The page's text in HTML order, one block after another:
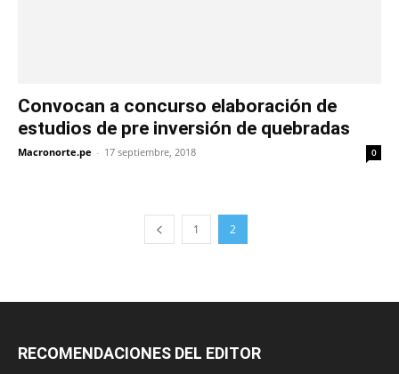
Convocan a concurso elaboración de
estudios de pre inversión de quebradas
Macronorte.pe - 17 septiembre, 2018 0
1 2
RECOMENDACIONES DEL EDITOR